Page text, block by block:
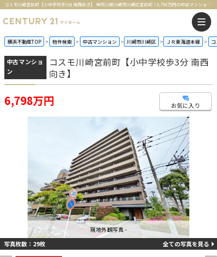
コスモ川崎宮前町【小中学校歩3分 南西向き】 神奈川県川崎市川崎区宮前町｜6,798万円の中古マンション｜分譲住宅や新築物件｜センチュリー21マイホーム
横浜不動産TOP 物件検索 中古マンション 川崎市川崎区 ＪＲ東海道本線
中古マンショ
ン
コスモ川崎宮前町【小中学校歩3分 南西
向き】
6,798万円 お気に入り
現地外観写真 -
写真枚数：29枚 全ての写真を見る